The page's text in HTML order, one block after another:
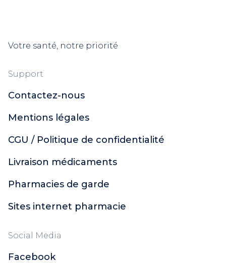
Votre santé, notre priorité
Support
Contactez-nous
Mentions légales
CGU / Politique de confidentialité
Livraison médicaments
Pharmacies de garde
Sites internet pharmacie
Social Media
Facebook